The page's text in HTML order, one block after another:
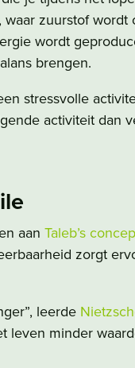
zuurstof
wordt
brengen.
stressvolle
activiteit dan
aan Taleb’s
zorgt
leerde
leven minder